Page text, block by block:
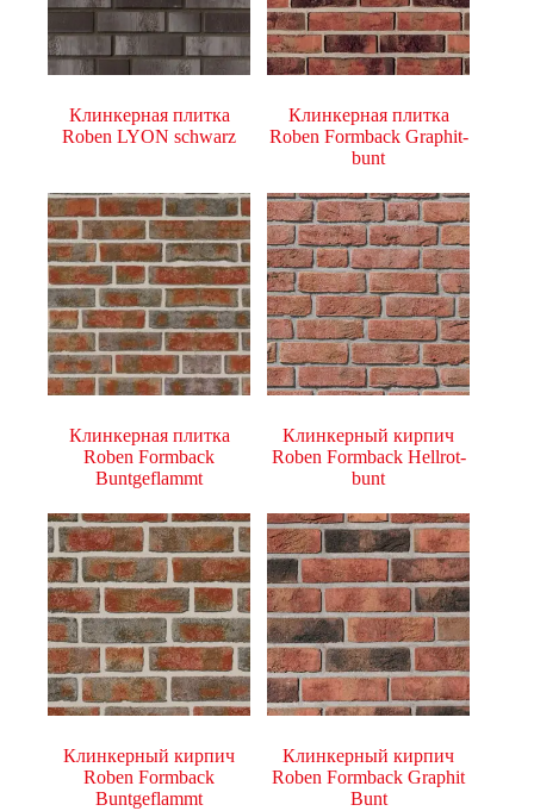
Клинкерная плитка
Roben LYON schwarz
Клинкерная плитка
Roben Formback Graphit-
bunt
Клинкерная плитка
Roben Formback
Buntgeflammt
Клинкерный кирпич
Roben Formback Hellrot-
bunt
Клинкерный кирпич
Roben Formback
Buntgeflammt
Клинкерный кирпич
Roben Formback Graphit
Bunt